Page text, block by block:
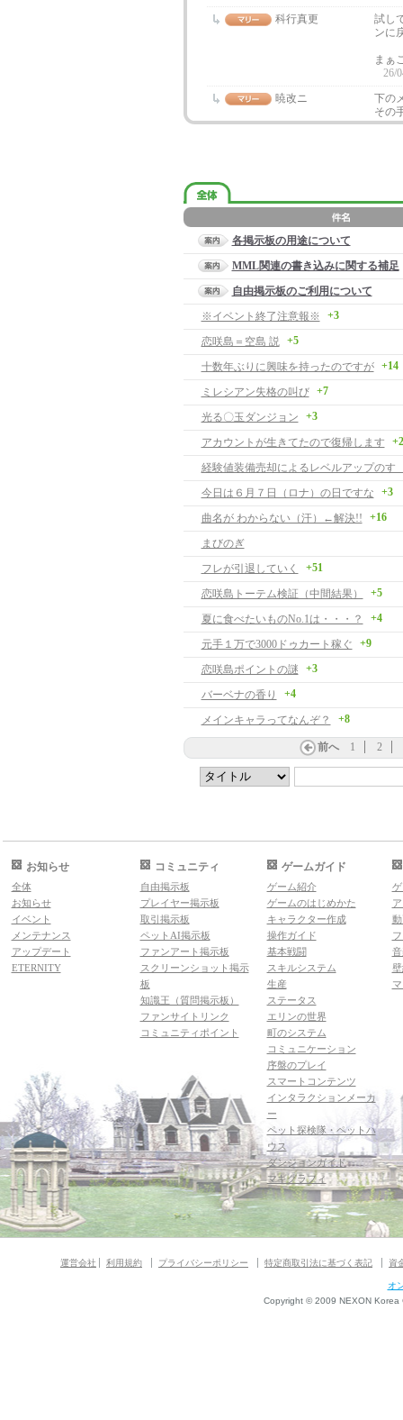
科行真更
試し
ンに
まぁ
26/
暁改ニ
下の
その
各掲示板の用途について
MML関連の書き込みに関する補足
自由掲示板のご利用について
※イベント終了注意報※
+3
恋咲島＝空島 説 +5
十数年ぶりに興味を持ったのですが +14
ミレシアン失格の叫び +7
光る〇玉ダンジョン +3
アカウントが生きてたので復帰します +2
経験値装備売却によるレベルアップのす
今日は６月７日（ロナ）の日ですな
+3
曲名が わからない（汗）←解決!! +16
まびのぎ
フレが引退していく
+51
恋咲島トーテム検証（中間結果） +5
夏に食べたいものNo.1は・・・？ +4
元手１万で3000ドゥカート稼ぐ +9
恋咲島ポイントの謎 +3
バーベナの香り +4
メインキャラってなんぞ？ +8
前へ 1 2
お知らせ
全体
お知らせ
イベント
メンテナンス
アップデート
ETERNITY
コミュニティ
自由掲示板
プレイヤー掲示板
取引掲示板
ペットAI掲示板
ファンアート掲示板
スクリーンショット掲示
板
知識王（質問掲示板）
ファンサイトリンク
コミュニティポイント
ゲームガイド
ゲーム紹介
ゲームのはじめかた
キャラクター作成
操作ガイド
基本戦闘
スキルシステム
生産
ステータス
エリンの世界
町のシステム
コミュニケーション
序盤のプレイ
スマートコンテンツ
インタラクションメーカ
ー
ペット探検隊・ペットハ
ウス
ダンジョンガイド
マギグラフィ
運営会社 利用規約 プライバシーポリシー 特定商取引法に基づく表記 資
オ
Copyright © 2009 NEXON Korea